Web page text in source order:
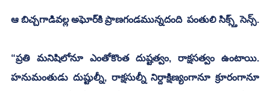
“ప్రతి మనిషిలోనూ ఎంతోకొంత దుష్టత్వం, రాక్షసత్వం ఉంటాయి.
హనుమంతుడు దుష్టుల్నీ, రాక్షసుల్నీ నిర్దాక్షిణ్యంగానూ క్రూరంగానూ